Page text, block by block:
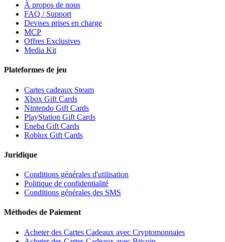
À propos de nous
FAQ / Support
Devises prises en charge
MCP
Offres Exclusives
Media Kit
Plateformes de jeu
Cartes cadeaux Steam
Xbox Gift Cards
Nintendo Gift Cards
PlayStation Gift Cards
Eneba Gift Cards
Roblox Gift Cards
Juridique
Conditions générales d'utilisation
Politique de confidentialité
Conditions générales des SMS
Méthodes de Paiement
Acheter des Cartes Cadeaux avec Cryptomonnaies